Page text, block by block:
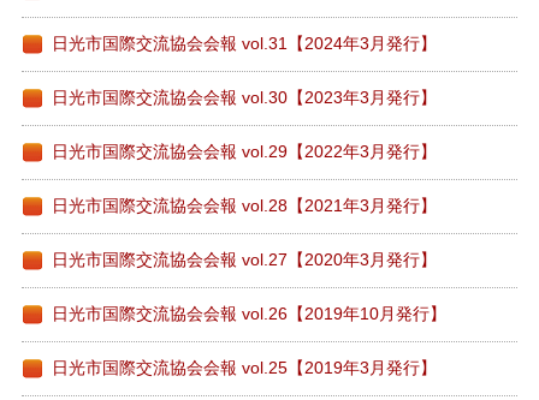
日光市国際交流協会会報 vol.31【2024年3月発行】
日光市国際交流協会会報 vol.30【2023年3月発行】
日光市国際交流協会会報 vol.29【2022年3月発行】
日光市国際交流協会会報 vol.28【2021年3月発行】
日光市国際交流協会会報 vol.27【2020年3月発行】
日光市国際交流協会会報 vol.26【2019年10月発行】
日光市国際交流協会会報 vol.25【2019年3月発行】